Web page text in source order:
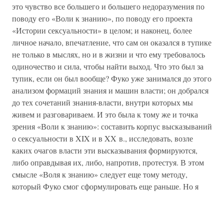
это чувство все большего и большего недоразумения по
поводу его «Воли к знанию», по поводу его проекта
«Истории сексуальности» в целом; и наконец, более
личное начало, впечатление, что сам он оказался в тупике
не только в мыслях, но и в жизни и что ему требовалось
одиночество и сила, чтобы найти выход. Что это был за
тупик, если он был вообще? Фуко уже занимался до этого
анализом формаций знания и машин власти; он добрался
до тех сочетаний знания-власти, внутри которых мы
живем и разговариваем. И это была к тому же и точка
зрения «Воли к знанию»: составить корпус высказываний
о сексуальности в XIX и в XX в., исследовать, возле
каких очагов власти эти высказывания формируются,
либо оправдывая их, либо, напротив, протестуя. В этом
смысле «Воля к знанию» следует еще тому методу,
который Фуко смог сформулировать еще раньше. Но я